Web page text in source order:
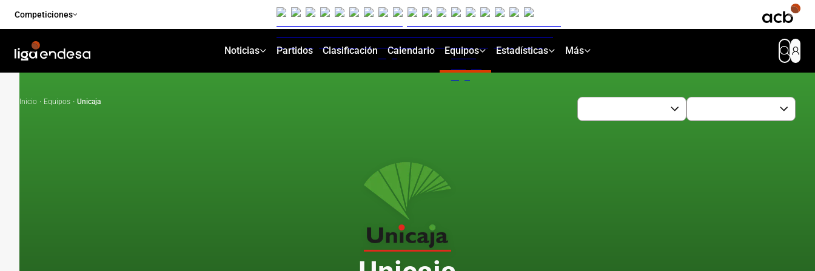
Competiciones
Noticias Partidos Clasificación Calendario Equipos Estadísticas Más
Inicio · Equipos · Unicaja